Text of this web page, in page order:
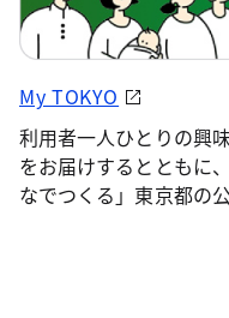
My TOKYO
利用者一人ひとりの興
をお届けするとともに
なでつくる」東京都の